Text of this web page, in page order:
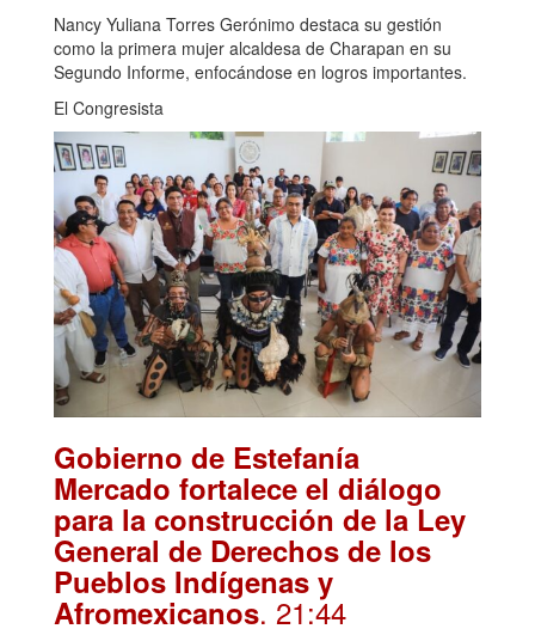
Nancy Yuliana Torres Gerónimo destaca su gestión
como la primera mujer alcaldesa de Charapan en su
Segundo Informe, enfocándose en logros importantes.
El Congresista
Gobierno de Estefanía
Mercado fortalece el diálogo
para la construcción de la Ley
General de Derechos de los
Pueblos Indígenas y
Afromexicanos. 21:44